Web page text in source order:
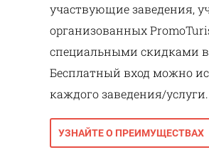
участвующие заведения,
организованных
специальными скидками
Бесплатный вход можно
каждого заведения/услуги.
УЗНАЙТЕ О ПРЕИМУЩЕСТВАХ